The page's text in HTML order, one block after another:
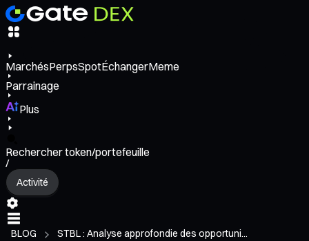
MarchésPerpsSpotÉchangerMeme
Parrainage
Plus
Rechercher token/portefeuille
/
Activité
BLOG STBL : Analyse approfondie des opportuni...